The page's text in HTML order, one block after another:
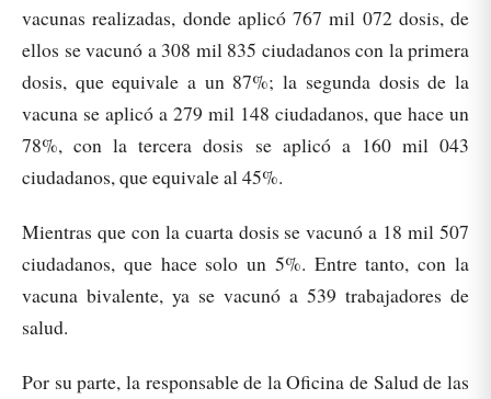
vacunas realizadas, donde aplicó 767 mil 072 dosis, de
ellos se vacunó a 308 mil 835 ciudadanos con la primera
dosis, que equivale a un 87%; la segunda dosis de la
vacuna se aplicó a 279 mil 148 ciudadanos, que hace un
78%, con la tercera dosis se aplicó a 160 mil 043
ciudadanos, que equivale al 45%.
Mientras que con la cuarta dosis se vacunó a 18 mil 507
ciudadanos, que hace solo un 5%. Entre tanto, con la
vacuna bivalente, ya se vacunó a 539 trabajadores de
salud.
Por su parte, la responsable de la Oficina de Salud de las